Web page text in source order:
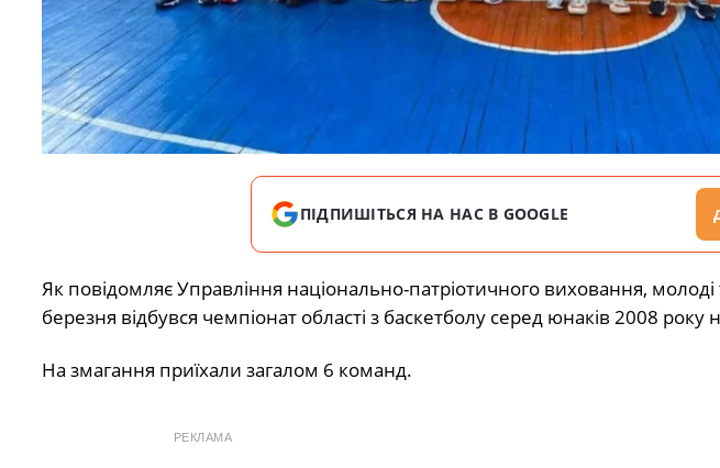
ПІДПИШІТЬСЯ НА НАС В GOOGLE
Як повідомляє Управління національно-патріотичного виховання,
березня відбувся чемпіонат області з баскетболу серед юнаків 2008
На змагання приїхали загалом 6 команд.
РЕКЛАМА